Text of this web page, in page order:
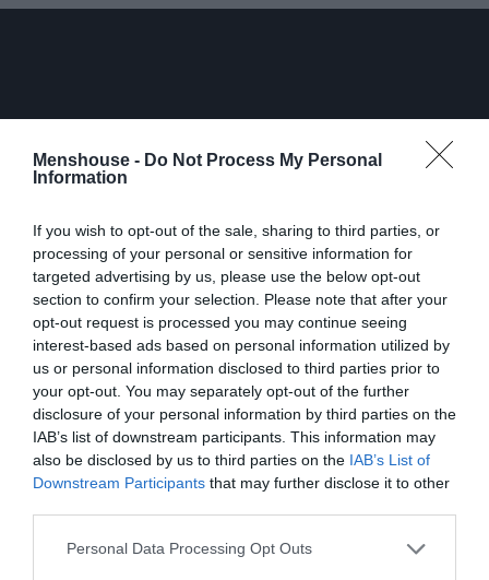
Menshouse - Do Not Process My Personal
Information
If you wish to opt-out of the sale, sharing to third parties, or
processing of your personal or sensitive information for
targeted advertising by us, please use the below opt-out
section to confirm your selection. Please note that after your
opt-out request is processed you may continue seeing
interest-based ads based on personal information utilized by
us or personal information disclosed to third parties prior to
your opt-out. You may separately opt-out of the further
disclosure of your personal information by third parties on the
IAB’s list of downstream participants. This information may
also be disclosed by us to third parties on the IAB’s List of
Downstream Participants that may further disclose it to other
Personal Data Processing Opt Outs
– Όταν σε έβγαλε πρώτη φορά η καθηγήτρια
να τραγουδήσεις, και σου άρεσε όπως είπες,
έγινες μετά το δημοφιλές κορίτσι;
Κοίτα, στην πρώτη γυμνασίου έφαγα αρκετό μπούλινγκ
και γι’ αυτό προσπαθούσα να αποφεύγω την προσοχή.
Ήθελα να περνάω απαρατήρητη. Όταν ξεκίνησα να
τραγουδάω, τα παιδιά όντως άρχισαν να με προσέχουν